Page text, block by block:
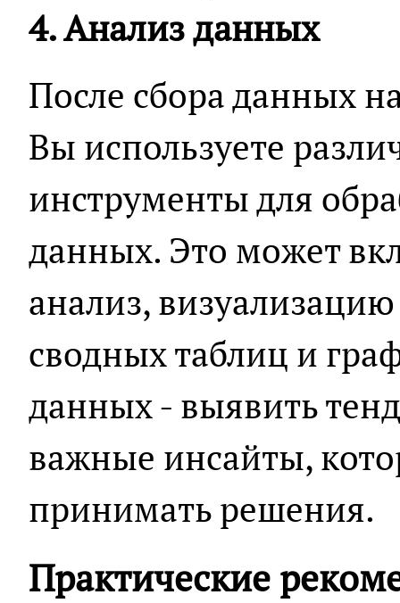
4. Анализ данных
После сбора данных
Вы используете
инструменты для
данных. Это может
анализ,
сводных таблиц и
данных - выявить
важные инсайты,
принимать решения.
Практические